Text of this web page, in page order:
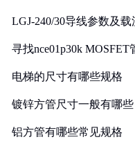
LGJ-240/30导线参数及
寻找nce01p30k
电梯的尺寸有哪些规格
镀锌方管尺寸一般有哪些
铝方管有哪些常见规格